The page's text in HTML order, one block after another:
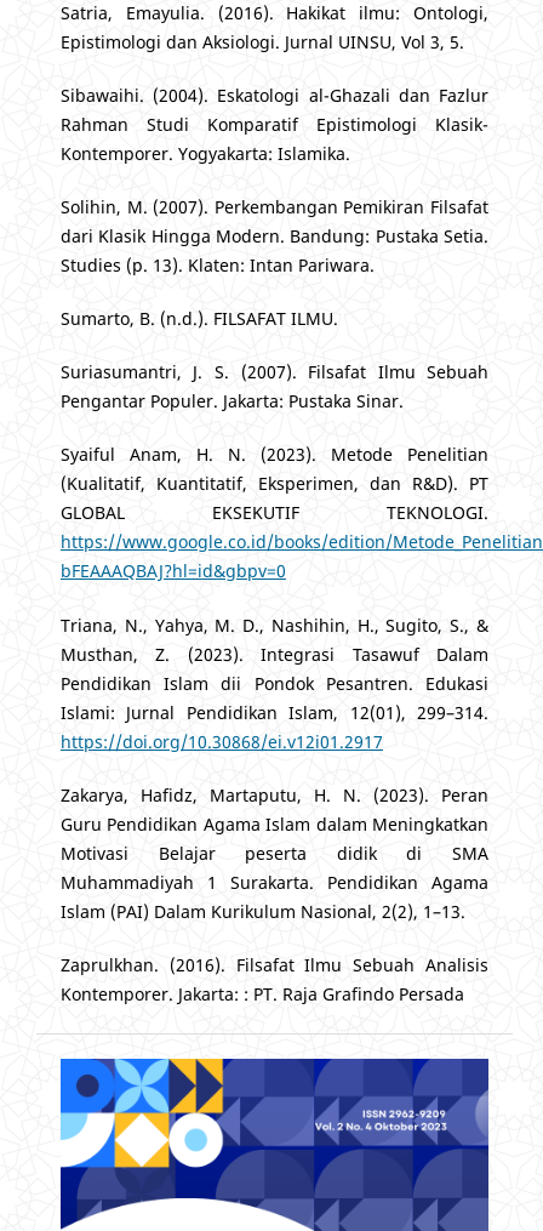
Satria, Emayulia. (2016). Hakikat ilmu: Ontologi,
Epistimologi dan Aksiologi. Jurnal UINSU, Vol 3, 5.
Sibawaihi. (2004). Eskatologi al-Ghazali dan Fazlur
Rahman Studi Komparatif Epistimologi Klasik-
Kontemporer. Yogyakarta: Islamika.
Solihin, M. (2007). Perkembangan Pemikiran Filsafat
dari Klasik Hingga Modern. Bandung: Pustaka Setia.
Studies (p. 13). Klaten: Intan Pariwara.
Sumarto, B. (n.d.). FILSAFAT ILMU.
Suriasumantri, J. S. (2007). Filsafat Ilmu Sebuah
Pengantar Populer. Jakarta: Pustaka Sinar.
Syaiful Anam, H. N. (2023). Metode Penelitian
(Kualitatif, Kuantitatif, Eksperimen, dan R&D). PT
GLOBAL EKSEKUTIF TEKNOLOGI.
https://www.google.co.id/books/edition/
bFEAAAQBAJ?hl=id&gbpv=0
Triana, N., Yahya, M. D., Nashihin, H., Sugito, S., &
Musthan, Z. (2023). Integrasi Tasawuf Dalam
Pendidikan Islam dii Pondok Pesantren. Edukasi
Islami: Jurnal Pendidikan Islam, 12(01), 299–314.
https://doi.org/10.30868/ei.v12i01.2917
Zakarya, Hafidz, Martaputu, H. N. (2023). Peran
Guru Pendidikan Agama Islam dalam Meningkatkan
Motivasi Belajar peserta didik di SMA
Muhammadiyah 1 Surakarta. Pendidikan Agama
Islam (PAI) Dalam Kurikulum Nasional, 2(2), 1–13.
Zaprulkhan. (2016). Filsafat Ilmu Sebuah Analisis
Kontemporer. Jakarta: : PT. Raja Grafindo Persada